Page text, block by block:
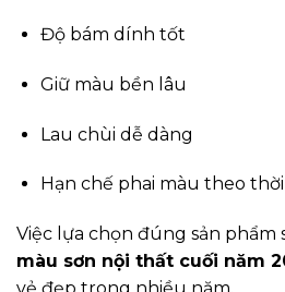
Độ bám dính tốt
Giữ màu bền lâu
Lau chùi dễ dàng
Hạn chế phai màu theo
Việc lựa chọn đúng sản phẩm
màu sơn nội thất cuối năm